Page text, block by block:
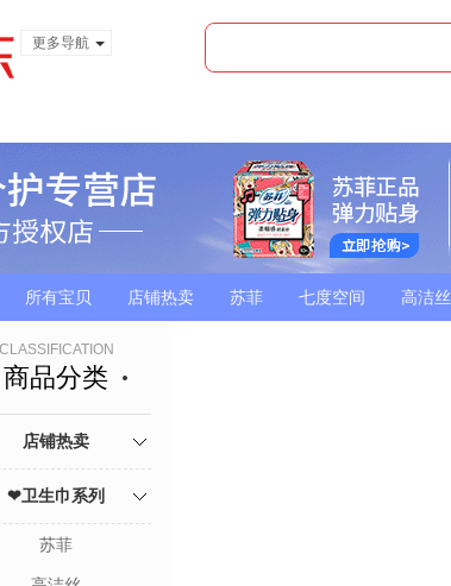
更多导航
所有宝贝 店铺热卖 苏菲 七度空间 高洁丝
CLASSIFICATION
商品分类
店铺热卖
❤卫生巾系列
苏菲